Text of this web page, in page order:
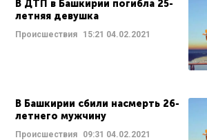
В ДТП в Башкирии погибла 25-
летняя девушка
Происшествия 15:21 04.02.2021
В Башкирии сбили насмерть 26-
летнего мужчину
Происшествия 09:31 04.02.2021